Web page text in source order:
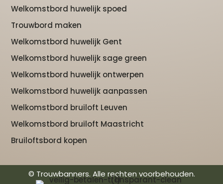
Welkomstbord huwelijk spoed
Trouwbord maken
Welkomstbord huwelijk Gent
Welkomstbord huwelijk sage green
Welkomstbord huwelijk ontwerpen
Welkomstbord huwelijk aanpassen
Welkomstbord bruiloft Leuven
Welkomstbord bruiloft Maastricht
Bruiloftsbord kopen
© Trouwbanners. Alle rechten voorbehouden.